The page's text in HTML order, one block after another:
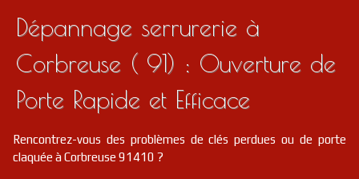
Dépannage serrurerie à
Corbreuse ( 91) : Ouverture de
Porte Rapide et Efficace
Rencontrez-vous des problèmes de clés perdues ou de porte
claquée à Corbreuse 91410 ?